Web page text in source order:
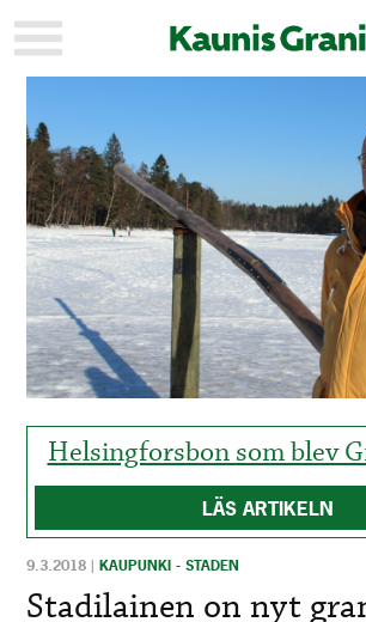
AJANKOHTAISTA
URHEILU
IDROTT
KULTTUURI
KULTUR
HISTORIA
HISTORIA
YLEINEN
ALLMÄN
MAINOSTAJILLE
FÖR
ANNONSÖRER
Helsingforsbon som blev
LÄS ARTIKELN
9.3.2018 |KAUPUNKI - STADEN
Stadilainen on nyt